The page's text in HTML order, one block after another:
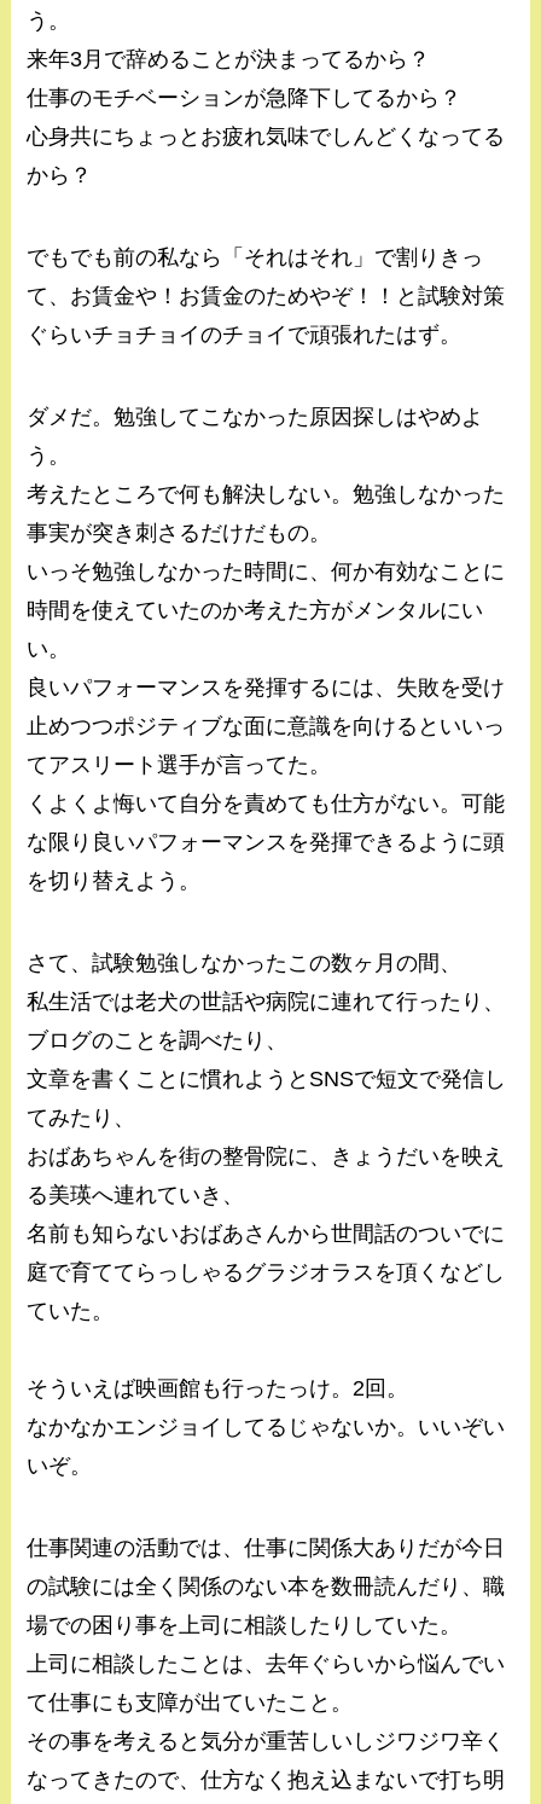
う。
来年3月で辞めることが決まってるから？
仕事のモチベーションが急降下してるから？
心身共にちょっとお疲れ気味でしんどくなってる
から？
でもでも前の私なら「それはそれ」で割りきっ
て、お賃金や！お賃金のためやぞ！！と試験対策
ぐらいチョチョイのチョイで頑張れたはず。
ダメだ。勉強してこなかった原因探しはやめよ
う。
考えたところで何も解決しない。勉強しなかった
事実が突き刺さるだけだもの。
いっそ勉強しなかった時間に、何か有効なことに
時間を使えていたのか考えた方がメンタルにい
い。
良いパフォーマンスを発揮するには、失敗を受け
止めつつポジティブな面に意識を向けるといいっ
てアスリート選手が言ってた。
くよくよ悔いて自分を責めても仕方がない。可能
な限り良いパフォーマンスを発揮できるように頭
を切り替えよう。
さて、試験勉強しなかったこの数ヶ月の間、
私生活では老犬の世話や病院に連れて行ったり、
ブログのことを調べたり、
文章を書くことに慣れようとSNSで短文で発信し
てみたり、
おばあちゃんを街の整骨院に、きょうだいを映え
る美瑛へ連れていき、
名前も知らないおばあさんから世間話のついでに
庭で育ててらっしゃるグラジオラスを頂くなどし
ていた。
そういえば映画館も行ったっけ。2回。
なかなかエンジョイしてるじゃないか。いいぞい
いぞ。
仕事関連の活動では、仕事に関係大ありだが今日
の試験には全く関係のない本を数冊読んだり、職
場での困り事を上司に相談したりしていた。
上司に相談したことは、去年ぐらいから悩んでい
て仕事にも支障が出ていたこと。
その事を考えると気分が重苦しいしジワジワ辛く
なってきたので、仕方なく抱え込まないで打ち明